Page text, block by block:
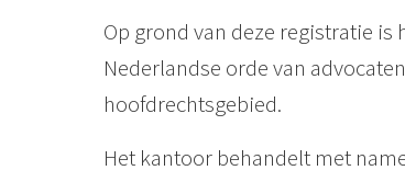
Op grond van deze registratie
Nederlandse orde van
hoofdrechtsgebied.
Het kantoor behandelt met